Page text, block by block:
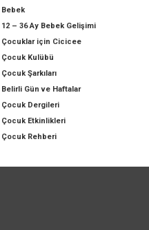
Bebek
12 – 36 Ay Bebek Gelişimi
Çocuklar için Cicicee
Çocuk Kulübü
Çocuk Şarkıları
Belirli Gün ve Haftalar
Çocuk Dergileri
Çocuk Etkinlikleri
Çocuk Rehberi